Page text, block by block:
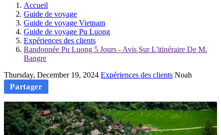
Accueil
Guide de voyage
Guide de voyage Vietnam
Guide de voyage Pu Luong
Expériences des clients
Randonnée Pu Luong 5 Jours - Avis Sur L'itinéraire De M.
Bangre
Thursday, December 19, 2024 Expériences des clients Noah
Partager